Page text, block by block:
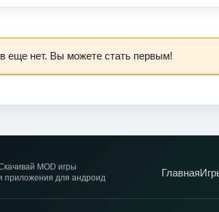
еще нет. Вы можете стать первым!
MOD игры
приложения для андроид
Главная